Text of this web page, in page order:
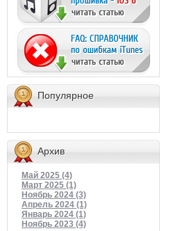
Популярное
Архив
Май 2025 (4)
Март 2025 (1)
Ноябрь 2024 (3)
Апрель 2024 (1)
Январь 2024 (1)
Ноябрь 2023 (4)